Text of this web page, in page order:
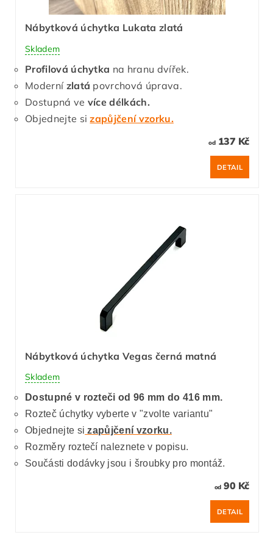
Nábytková úchytka Lukata zlatá
Skladem
Profilová úchytka na hranu dvířek.
Moderní zlatá povrchová úprava.
Dostupná ve více délkách.
Objednejte sizapůjčení vzorku.
od137 Kč
DETAIL
Nábytková úchytka Vegas černá matná
Skladem
Dostupné v rozteči od 96 mm do 416 mm.
Rozteč úchytky vyberte v "zvolte variantu"
Objednejte si zapůjčení vzorku.
Rozměry roztečí naleznete v popisu.
Součásti dodávky jsou i šroubky pro montáž.
od90 Kč
DETAIL